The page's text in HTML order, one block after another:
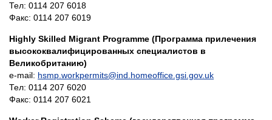
Тел: 0114 207 6018
Факс: 0114 207 6019
Highly Skilled Migrant Programme (Программа прилечения
высококвалифицированных специалистов в
Великобританию)
e-mail: hsmp.workpermits@ind.homeoffice.gsi.gov.uk
Тел: 0114 207 6020
Факс: 0114 207 6021